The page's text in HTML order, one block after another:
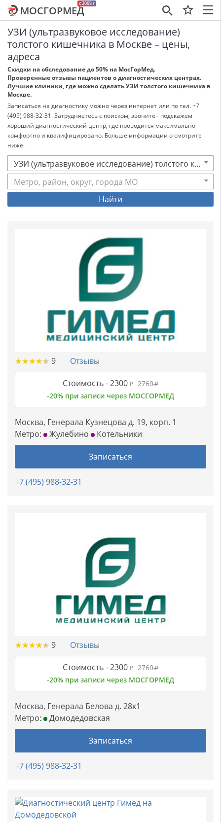
×
c 2008 г
МОСГОРМЕД
УЗИ (ультразвуковое исследование)
толстого кишечника в Москве – цены,
адреса
Скидки на обследование до 50% на МосГорМед.
Проверенные отзывы пациентов о диагностических центрах.
Лучшие клиники, где можно сделать УЗИ толстого кишечника в
Москве.
Записаться на диагностику можно через интернет или по тел. +7
(495) 988-32-31. Затрудняетесь с поиском, звоните - подскажем
хороший диагностический центр, где проводится максимально
комфортно и квалифицировано. Больше информации о смотрите
ниже.
УЗИ (ультразвуковое исследование) толстого кишечника
Метро, район, округ, города МО
Найти
★★★★★
★★★★★ 9 Отзывы
Стоимость -2300 ₽ 2760₽
-20% при записи через МОСГОРМЕД
Москва, Генерала Кузнецова д. 19, корп. 1
Метро:
Жулебино Котельники
Записаться
+7 (495) 988-32-31
★★★★★
★★★★★ 9 Отзывы
Стоимость -2300 ₽ 2760₽
-20% при записи через МОСГОРМЕД
Москва, Генерала Белова д. 28к1
Метро:
Домодедовская
Записаться
+7 (495) 988-32-31